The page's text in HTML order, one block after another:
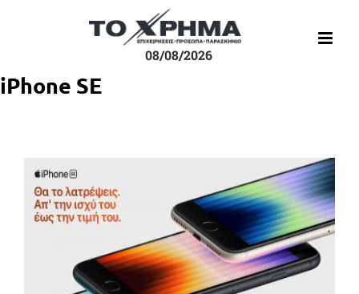
08/08/2026
iPhone SE